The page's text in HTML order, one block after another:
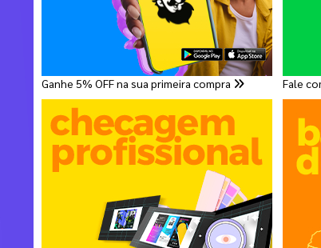
Ganhe 5% OFF na sua primeira compra Fale